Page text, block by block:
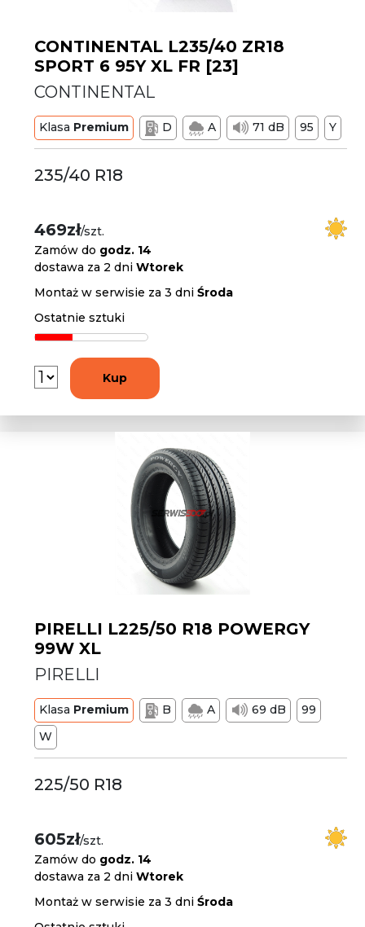
CONTINENTAL L235/40 ZR18
SPORT 6 95Y XL FR [23]
CONTINENTAL
Klasa Premium D A 71 dB 95 Y
235/40 R18
469zł/szt.
Zamów do godz. 14
dostawa za 2 dniWtorek
Montaż w serwisie za 3 dniŚroda
Ostatnie sztuki
Kup
PIRELLI L225/50 R18 POWERGY
99W XL
PIRELLI
Klasa Premium B A 69 dB
99
W
225/50 R18
605zł/szt.
Zamów do godz. 14
dostawa za 2 dniWtorek
Montaż w serwisie za 3 dniŚroda